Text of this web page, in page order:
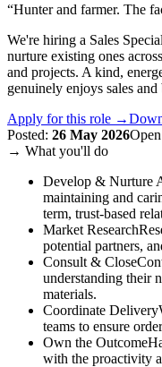
“Hunter and farmer. The
We're hiring a Sales
nurture existing ones
and projects. A kind,
genuinely enjoys sales
Apply for this role →
Posted: 26 May 2026
→ What you'll do
Develop & Nurture
maintaining and
term, trust-based
Market Research
potential partners,
Consult & Close
understanding their
materials.
Coordinate Delivery
teams to ensure
Own the Outcome
with the proactivity